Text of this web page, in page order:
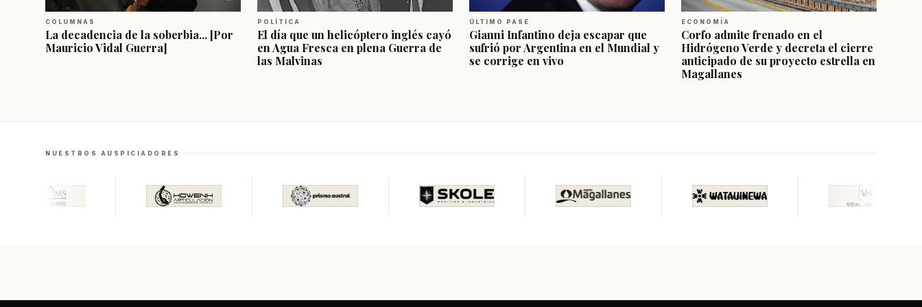
COLUMNAS
La decadencia de la soberbia... [Por
Mauricio Vidal Guerra]
POLÍTICA
El día que un helicóptero inglés cayó
en Agua Fresca en plena Guerra de
las Malvinas
ÚLTIMO PASE
Gianni Infantino deja escapar que
sufrió por Argentina en el Mundial y
se corrige en vivo
ECONOMÍA
Corfo admite frenado en el
Hidrógeno Verde y decreta el cierre
anticipado de su proyecto estrella en
Magallanes
NUESTROS AUSPICIADORES